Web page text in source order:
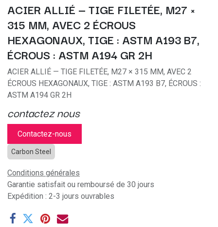
ACIER ALLIÉ — TIGE FILETÉE, M27 ×
315 MM, AVEC 2 ÉCROUS
HEXAGONAUX, TIGE : ASTM A193 B7,
ÉCROUS : ASTM A194 GR 2H
ACIER ALLIÉ — TIGE FILETÉE, M27 × 315 MM, AVEC 2
ÉCROUS HEXAGONAUX, TIGE : ASTM A193 B7, ÉCROUS :
ASTM A194 GR 2H
contactez nous
Contactez-nous
Carbon Steel
Conditions générales
Garantie satisfait ou remboursé de 30 jours
Expédition : 2-3 jours ouvrables